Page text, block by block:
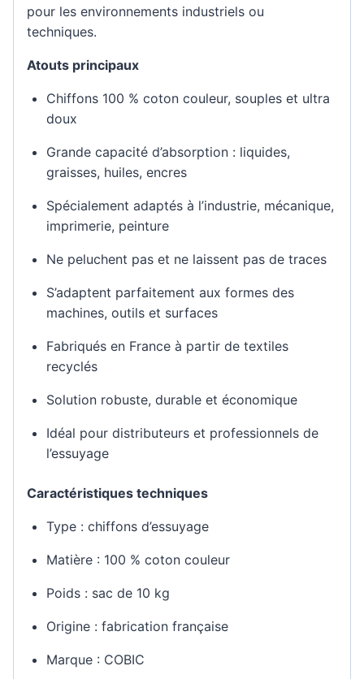
pour les environnements industriels ou
techniques.
Atouts principaux
Chiffons 100 % coton couleur, souples et ultra
doux
Grande capacité d’absorption : liquides,
graisses, huiles, encres
Spécialement adaptés à l’industrie, mécanique,
imprimerie, peinture
Ne peluchent pas et ne laissent pas de traces
S’adaptent parfaitement aux formes des
machines, outils et surfaces
Fabriqués en France à partir de textiles
recyclés
Solution robuste, durable et économique
Idéal pour distributeurs et professionnels de
l’essuyage
Caractéristiques techniques
Type : chiffons d’essuyage
Matière : 100 % coton couleur
Poids : sac de 10 kg
Origine : fabrication française
Marque : COBIC